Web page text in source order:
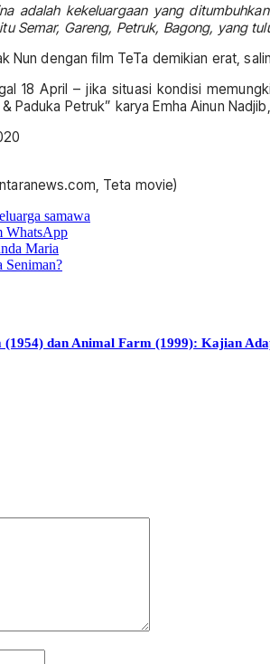
adalah kekeluargaan yang
Semar, Gareng, Petruk, Bagong, yang
Nun dengan film TeTa demikian erat,
18 April – jika situasi kondisi
Paduka Petruk” karya Emha Ainun
Teta movie)
samawa
WhatsApp
Maria
Seniman?
dan Animal Farm (1999): Kajian